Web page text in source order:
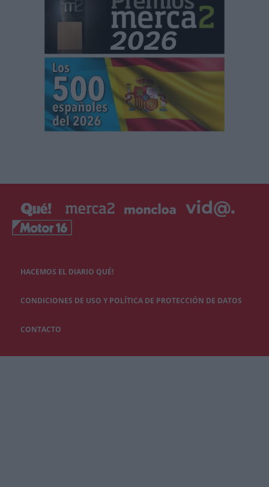
HACEMOS EL DIARIO QUÉ!
CONDICIONES DE USO Y POLÍTICA DE PROTECCIÓN DE DATOS
CONTACTO